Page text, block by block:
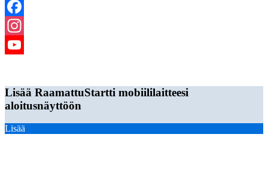
Facebook
Instagram
Lisää RaamattuStartti mobiililaitteesi
aloitusnäyttöön
Lisää